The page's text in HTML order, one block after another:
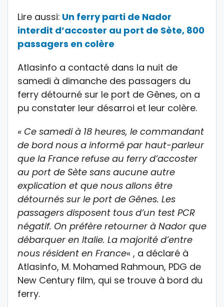
Lire aussi: Un ferry parti de Nador
interdit d’accoster au port de Sète, 800
passagers en colère
Atlasinfo a contacté dans la nuit de
samedi à dimanche des passagers du
ferry détourné sur le port de Gênes, on a
pu constater leur désarroi et leur colère.
« Ce samedi à 18 heures, le commandant
de bord nous a informé par haut-parleur
que la France refuse au ferry d’accoster
au port de Sète sans aucune autre
explication et que nous allons être
détournés sur le port de Gênes. Les
passagers disposent tous d’un test PCR
négatif. On préfère retourner à Nador que
débarquer en Italie. La majorité d’entre
nous résident en France« , a déclaré à
Atlasinfo, M. Mohamed Rahmoun, PDG de
New Century film, qui se trouve à bord du
ferry.